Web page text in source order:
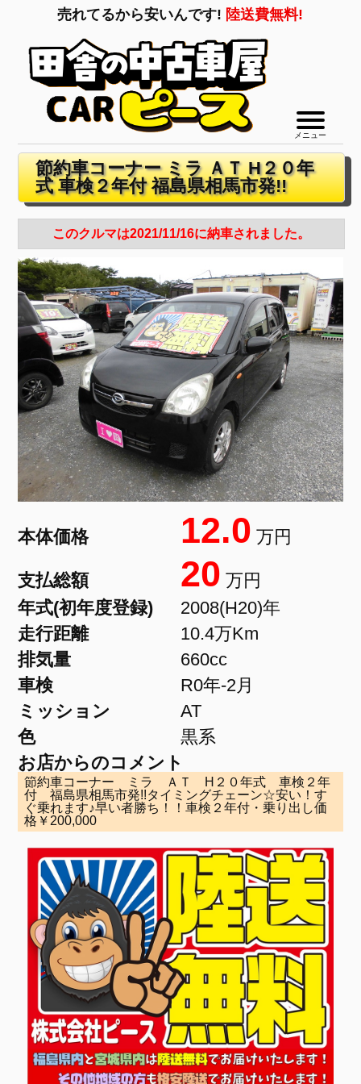
売れてるから安いんです! 陸送費無料!
メニュー
節約車コーナー ミラ ＡＴ H２０年
式 車検２年付 福島県相馬市発!!
このクルマは2021/11/16に納車されました。
本体価格 12.0 万円
支払総額 20 万円
年式(初年度登録)
2008(H20)年
走行距離
10.4万Km
排気量
660cc
車検
R0年-2月
ミッション
AT
色
黒系
お店からのコメント
節約車コーナー ミラ ＡＴ H２０年式 車検２年
付 福島県相馬市発!!タイミングチェーン☆安い！す
ぐ乗れます♪早い者勝ち！！車検２年付・乗り出し価
格￥200,000